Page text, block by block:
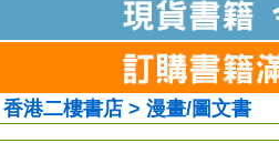
香港二樓書店 > 漫畫/圖文書